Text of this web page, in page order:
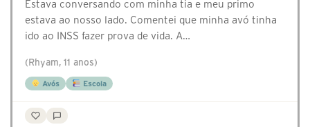
Estava conversando com minha tia e meu primo
estava ao nosso lado. Comentei que minha avó tinha
ido ao INSS fazer prova de vida. A…
(Rhyam, 11 anos)
Avós Escola